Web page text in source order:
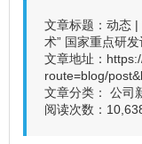
文章标题：动态 |
术” 国家重点研
文章地址：
route=blog/
文章分类： 公司
阅读次数：